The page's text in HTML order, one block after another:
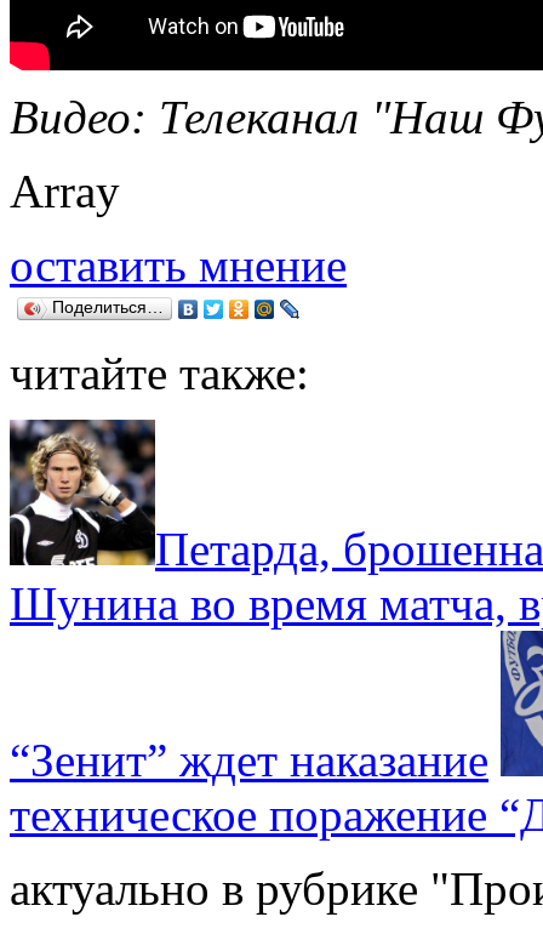
Видео: Телеканал "Наш
Array
оставить мнение
Поделиться…
читайте также:
Петарда,
Шунина во время матча,
“Зенит” ждет наказание
техническое поражение
актуально в рубрике